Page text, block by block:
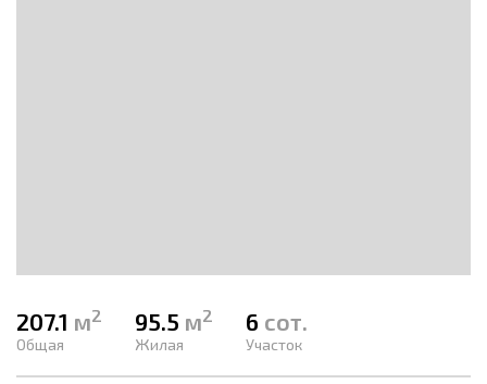
207.1 м2
Общая
95.5 м2
Жилая
6 сот.
Участок